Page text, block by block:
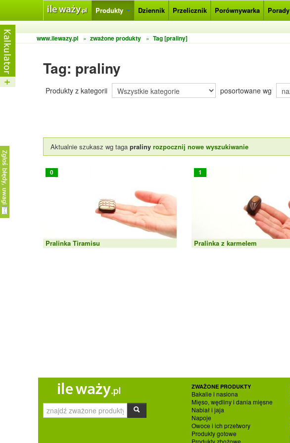
Produkty Dziennik Przelicznik Porównywarka Porady
www.ilewazy.pl
» zważone produkty » Tag [praliny]
Tag: praliny
Produkty z kategorii posortowane wg
Aktualnie szukasz wg taga praliny rozpocznij nowe wyszukiwanie
0
Pralinka Tiramisu
1
Pralinka z karmelem
ZWAŻONE PRODUKTY
Bakalie i nasiona
Mięso, wędliny i dania mięsne
Nabiał i jaja
Napoje
Owoce i ich przetwory
Produkty gotowe
Produkty zbożowe